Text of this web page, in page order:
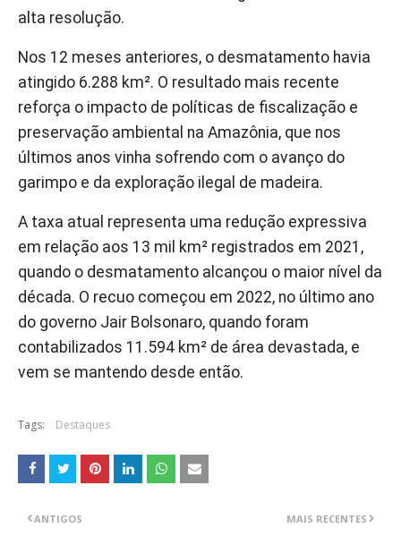
alta resolução.
Nos 12 meses anteriores, o desmatamento havia
atingido 6.288 km². O resultado mais recente
reforça o impacto de políticas de fiscalização e
preservação ambiental na Amazônia, que nos
últimos anos vinha sofrendo com o avanço do
garimpo e da exploração ilegal de madeira.
A taxa atual representa uma redução expressiva
em relação aos 13 mil km² registrados em 2021,
quando o desmatamento alcançou o maior nível da
década. O recuo começou em 2022, no último ano
do governo Jair Bolsonaro, quando foram
contabilizados 11.594 km² de área devastada, e
vem se mantendo desde então.
Tags: Destaques
MAIS RECENTES
ANTIGOS